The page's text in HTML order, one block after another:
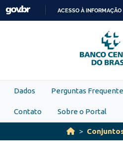
Skip to main content
PARA
O
ACESSO À INFORMAÇÃO
Dados Perguntas
Contato Sobre o Portal